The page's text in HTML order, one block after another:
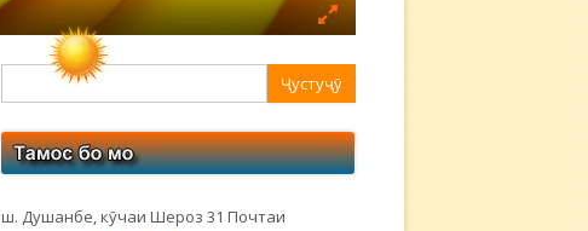
Главная
боковая
ш. Душанбе, кӯчаи Шероз 31 Почтаи